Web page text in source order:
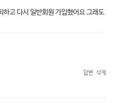
고 다시 일반회원 가입했어요 그래도
답변 삭제